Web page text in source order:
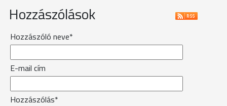
Hozzászólások
Hozzászóló neve*
E-mail cím
Hozzászólás*